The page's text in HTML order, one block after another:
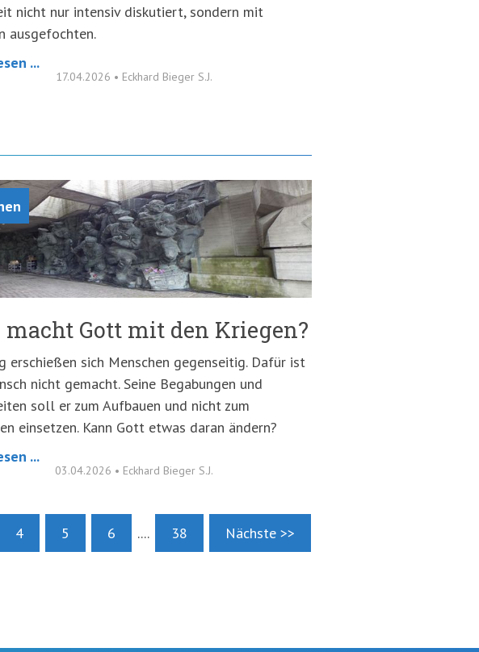
nicht nur intensiv diskutiert, sondern mit
ausgefochten.
...
17.04.2026 • Eckhard Bieger S.J.
macht Gott mit den Kriegen?
erschießen sich Menschen gegenseitig. Dafür ist
nicht gemacht. Seine Begabungen und
soll er zum Aufbauen und nicht zum
einsetzen. Kann Gott etwas daran ändern?
...
03.04.2026 • Eckhard Bieger S.J.
4 5 6 .... 38 Nächste >>